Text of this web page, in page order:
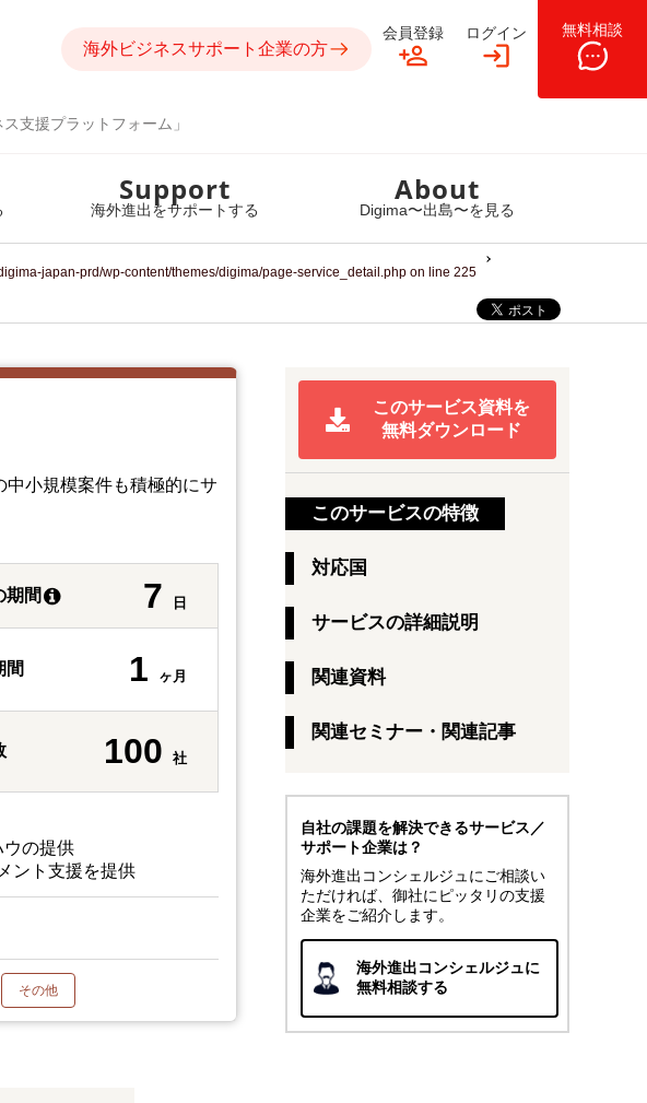
支援プラットフォーム」
海外ビジネスサポート企業の方
会員登録 ログイン 無料相談
Support
海外進出をサポートする
About
Digima〜出島〜を見る
japan-prd/wp-content/themes/digima/page-service_detail.php on line 225
小規模案件も積極的にサ
期間 7 日
間 1 ヶ月
100 社
ウの提供
ント支援を提供
その他
このサービス資料を
無料ダウンロード
このサービスの特徴
対応国
サービスの詳細説明
関連資料
関連セミナー・関連記事
自社の課題を解決できるサービス／
サポート企業は？
海外進出コンシェルジュにご相談い
ただければ、御社にピッタリの支援
企業をご紹介します。
海外進出コンシェルジュに
無料相談する